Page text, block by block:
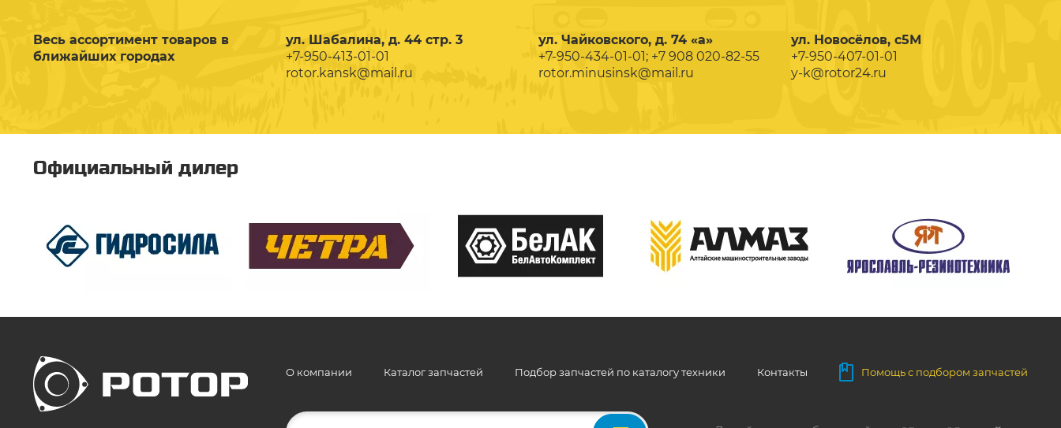
Весь ассортимент товаров в
ближайших городах
ул. Шабалина, д. 44 стр. 3
+7-950-413-01-01
rotor.kansk@mail.ru
ул. Чайковского, д. 74 «а»
+7-950-434-01-01; +7 908 020-82-55
rotor.minusinsk@mail.ru
ул. Новосёлов, с5М
+7-950-407-01-01
y-k@rotor24.ru
Официальный дилер
О компании Каталог запчастей Подбор запчастей по каталогу техники Контакты Помощь с подбором запчастей